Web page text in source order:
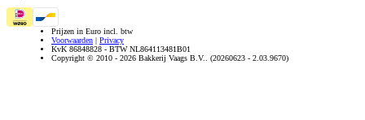
Prijzen in Euro incl. btw
Voorwaarden
Privacy
KvK 86848828 - BTW NL864113481B01
Copyright © 2010 - 2026 Bakkerij Vaags B.V.. (20260623 - 2.03.9670)